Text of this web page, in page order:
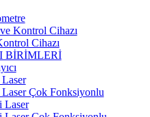
Kontrol Cihazı
Cihazı
BİRİMLERİ
Çok Fonksiyonlu
Laser